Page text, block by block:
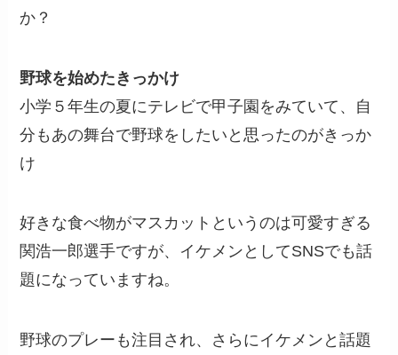
か？
野球を始めたきっかけ
小学５年生の夏にテレビで甲子園をみていて、自
分もあの舞台で野球をしたいと思ったのがきっか
け
好きな食べ物がマスカットというのは可愛すぎる
関浩一郎選手ですが、イケメンとしてSNSでも話
題になっていますね。
野球のプレーも注目され、さらにイケメンと話題